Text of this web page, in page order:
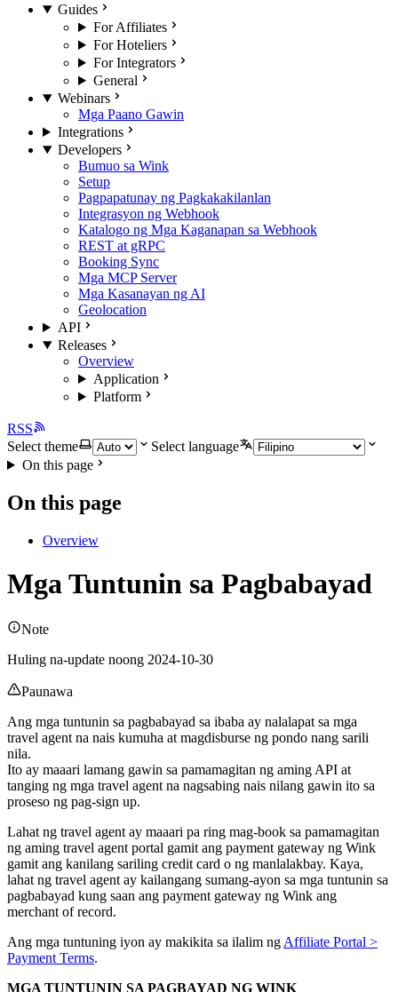
Guides
For Affiliates
For Hoteliers
For Integrators
General
Webinars
Mga Paano Gawin
Integrations
Developers
Bumuo sa Wink
Setup
Pagpapatunay ng Pagkakakilanlan
Integrasyon ng Webhook
Katalogo ng Mga Kaganapan sa Webhook
REST at gRPC
Booking Sync
Mga MCP Server
Mga Kasanayan ng AI
Geolocation
API
Releases
Overview
Application
Platform
RSS
Select theme
Select language
On this page
On this page
Overview
Mga Tuntunin sa Pagbabayad
Note
Huling na-update noong 2024-10-30
Paunawa
Ang mga tuntunin sa pagbabayad sa ibaba ay nalalapat sa mga
travel agent na nais kumuha at magdisburse ng pondo nang sarili
nila.
Ito ay maaari lamang gawin sa pamamagitan ng aming API at
tanging ng mga travel agent na nagsabing nais nilang gawin ito sa
proseso ng pag-sign up.
Lahat ng travel agent ay maaari pa ring mag-book sa pamamagitan
ng aming travel agent portal gamit ang payment gateway ng Wink
gamit ang kanilang sariling credit card o ng manlalakbay. Kaya,
lahat ng travel agent ay kailangang sumang-ayon sa mga tuntunin sa
pagbabayad kung saan ang payment gateway ng Wink ang
merchant of record.
Ang mga tuntuning iyon ay makikita sa ilalim ng Affiliate Portal >
Payment Terms.
MGA TUNTUNIN SA PAGBAYAD NG WINK